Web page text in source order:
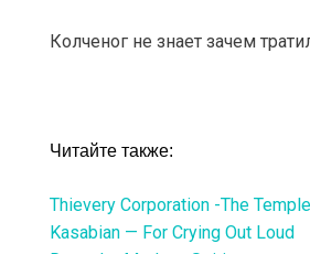
Колченог не знает зачем
Читайте также:
Thievery Corporation -The Temple
Kasabian — For Crying Out Loud